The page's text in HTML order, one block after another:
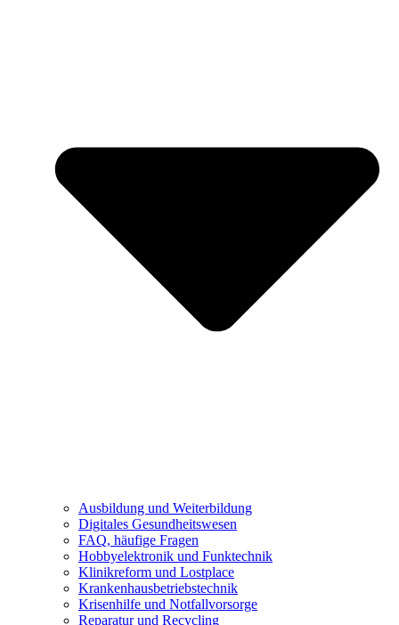
Ausbildung und Weiterbildung
Digitales Gesundheitswesen
FAQ, häufige Fragen
Hobbyelektronik und Funktechnik
Klinikreform und Lostplace
Krankenhausbetriebstechnik
Krisenhilfe und Notfallvorsorge
Reparatur und Recycling